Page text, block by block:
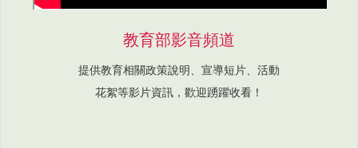
教育部影音頻道
提供教育相關政策說明、宣導短片、活動
花絮等影片資訊，歡迎踴躍收看！